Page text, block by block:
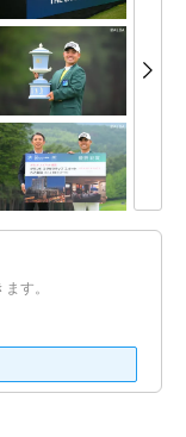
す。